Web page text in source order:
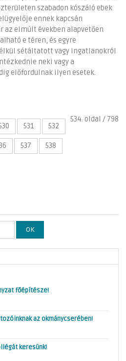
szabadon kószáló ebek
ennek kapcsán
az elmúlt években alapvetően
e téren, és egyre
sétáltatott vagy ingatlanokról
neki vagy a
előfordulnak ilyen esetek.
534. oldal / 798
531 532
537 538
OK
főépítésze!
az okmánycserében!
keresünk!